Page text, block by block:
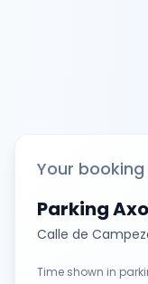
Your
Parking
Calle de
Time shown in